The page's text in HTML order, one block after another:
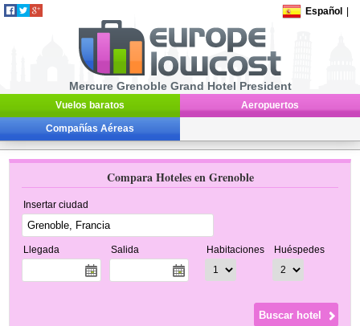
Español
Mercure Grenoble Grand Hotel President
Vuelos baratos Aeropuertos
Compañías Aéreas
Compara Hoteles en Grenoble
Insertar ciudad
Llegada Salida Habitaciones Huéspedes